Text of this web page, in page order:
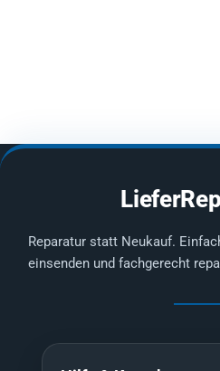
Reparatur statt Neukauf.
einsenden und fachgerecht